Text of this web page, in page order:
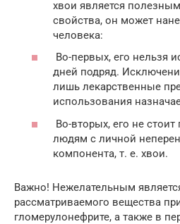
хвои является
свойства, он может
человека:
Во-первых, его нельзя
дней подряд.
лишь лекарственные
использования
Во-вторых, его не
людям с личной
компонента, т. е. хвои.
Важно! Нежелательным
рассматриваемого вещества
гломерулонефрите, а также в